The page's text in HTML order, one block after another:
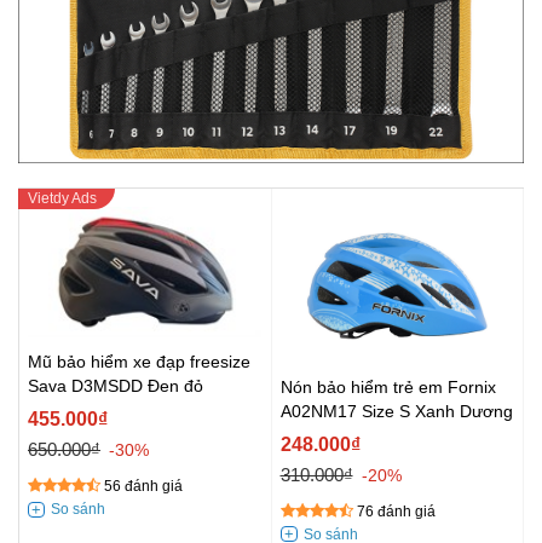
Mũ bảo hiểm xe đạp freesize
Sava D3MSDD Đen đỏ
455.000₫
650.000₫ -30%
56 đánh giá
Nón bảo hiểm trẻ em Fornix
A02NM17 Size S Xanh Dương
248.000₫
310.000₫ -20%
76 đánh giá